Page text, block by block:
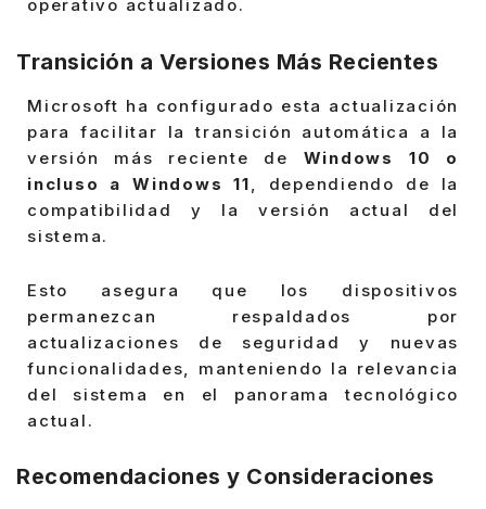
operativo actualizado.
Transición a Versiones Más Recientes
Microsoft ha configurado esta actualización
para facilitar la transición automática a la
versión más reciente de Windows 10 o
incluso a Windows 11, dependiendo de la
compatibilidad y la versión actual del
sistema.
Esto asegura que los dispositivos
permanezcan respaldados por
actualizaciones de seguridad y nuevas
funcionalidades, manteniendo la relevancia
del sistema en el panorama tecnológico
actual.
Recomendaciones y Consideraciones